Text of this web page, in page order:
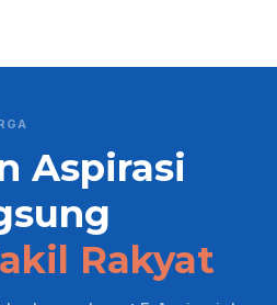
Aspirasi
Rakyat